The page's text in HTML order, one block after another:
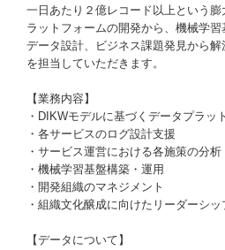
一日あたり２億レコード以上という
ラットフォームの開発から、機械学
データ設計、ビジネス課題発見から
を担当していただきます。
【業務内容】
・DIKWモデルに基づくデータプラッ
・各サービスのログ設計支援
・サービス運営における各施策の分
・機械学習基盤構築・運用
・開発組織のマネジメント
・組織文化醸成に向けたリーダーシッ
【データについて】